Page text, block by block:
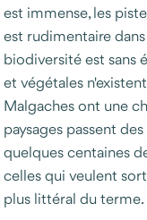
est immense, les
est rudimentaire
biodiversité est sans
et végétales
Malgaches ont une
paysages passent
quelques centaines
celles qui veulent
plus littéral du terme.